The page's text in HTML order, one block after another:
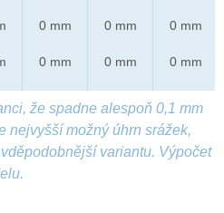
0 mm
0 mm
0 mm
0 mm
0 mm
0 mm
že spadne alespoň 0,1 mm
nejvyšší možný úhrn srážek,
variantu. Výpočet